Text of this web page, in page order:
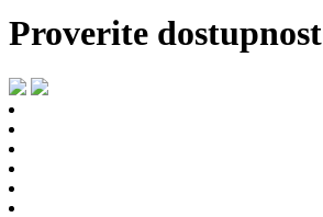
Proverite dostupnost